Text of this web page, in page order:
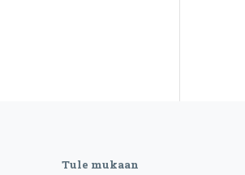
Tule mukaan